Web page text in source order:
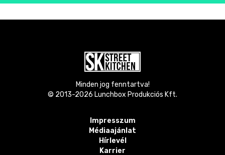
Minden jog fenntartva!
© 2013-2026 Lunchbox Produkciós Kft.
Impresszum
Médiaajánlat
Hírlevél
Karrier